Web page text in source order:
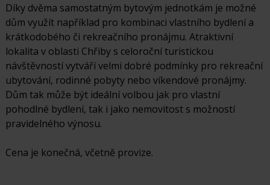
Díky dvěma samostatným bytovým jednotkám je možné
dům využít například pro kombinaci vlastního bydlení a
krátkodobého či rekreačního pronájmu. Atraktivní
lokalita v oblasti Chřiby s celoroční turistickou
návštěvností vytváří velmi dobré podmínky pro rekreační
ubytování, rodinné pobyty nebo víkendové pronájmy.
Dům tak může být ideální volbou jak pro vlastní
pohodlné bydlení, tak i jako nemovitost s možností
pravidelného výnosu.
Cena je konečná, včetně provize.